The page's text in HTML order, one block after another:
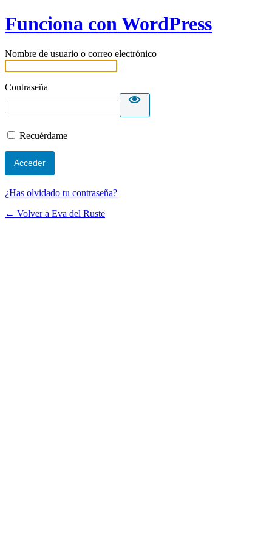
Funciona con WordPress
Nombre de usuario o correo electrónico
Contraseña
Recuérdame
¿Has olvidado tu contraseña?
← Volver a Eva del Ruste